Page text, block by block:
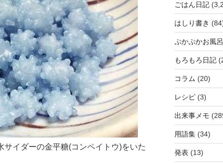
イダーの金平糖(コンペイトウ)をいた
ごはん日記
はしり書き
ぷかぷかお風
もろもろ日記
コラム (20)
レシピ(3)
出来事メモ
用語集(34)
発表 (13)